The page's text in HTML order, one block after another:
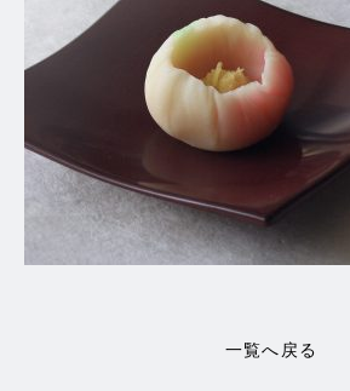
一覧へ戻る